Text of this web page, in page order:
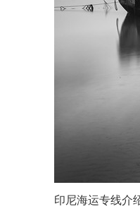
印尼海运专线介